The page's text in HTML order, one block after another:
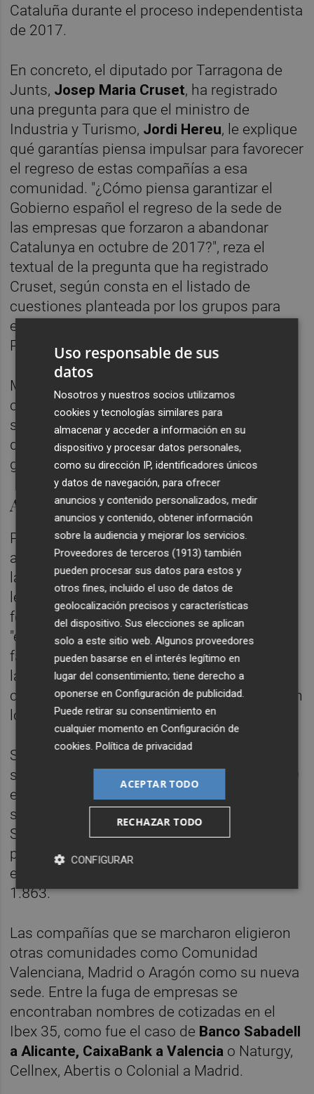
Cataluña durante el proceso independentista
de 2017.
En concreto, el diputado por Tarragona de
Junts, Josep Maria Cruset, ha registrado
una pregunta para que el ministro de
Industria y Turismo, Jordi Hereu, le explique
qué garantías piensa impulsar para favorecer
el regreso de estas compañías a esa
comunidad. "¿Cómo piensa garantizar el
Gobierno español el regreso de la sede de
las empresas que forzaron a abandonar
Catalunya en octubre de 2017?", reza el
textual de la pregunta que ha registrado
Cruset, según consta en el listado de
cuestiones planteada por los grupos para
esa sesión, al que ha tenido acceso Europa
Press.
Minutos después, la formación catalana
cambió el enunciado de la pregunta para
suprimir el cómo inicial y preguntar
directamente si el Gobierno "piensa
garantizar" el retorno de las empresas.
Acuerdo de investidura
PSOE y Junts se comprometieron en su
acuerdo de investidura a tratar el retorno de
las empresas catalanas durante la
legislatura. Específicamente, las dos
formaciones acordaron estudiar los
"elementos esenciales de un plan para
facilitar y promover el regreso a Cataluña de
la sede social de las empresas que
cambiaron su ubicación a otros territorios en
los últimos años".
Según datos de Informa D&B, en los últimos
seis años Cataluña ha perdido más de 8.000
empresas con ventas estimadas que
superaban los 56.000 millones de euros.
Sólo en 2017 con Carles Puigdemont de
presidente de la Generalitat el número de
empresas que se fueron alcanzó un total de
1.863.
Las compañías que se marcharon eligieron
otras comunidades como Comunidad
Valenciana, Madrid o Aragón como su nueva
sede. Entre la fuga de empresas se
encontraban nombres de cotizadas en el
Ibex 35, como fue el caso de Banco Sabadell
a Alicante, CaixaBank a Valencia o Naturgy,
Cellnex, Abertis o Colonial a Madrid.
Uso responsable de sus
datos
Nosotros y nuestros socios utilizamos
cookies y tecnologías similares para
almacenar y acceder a información en su
dispositivo y procesar datos personales,
como su dirección IP, identificadores únicos
y datos de navegación, para ofrecer
anuncios y contenido personalizados, medir
anuncios y contenido, obtener información
sobre la audiencia y mejorar los servicios.
Proveedores de terceros (1913) también
pueden procesar sus datos para estos y
otros fines, incluido el uso de datos de
geolocalización precisos y características
del dispositivo. Sus elecciones se aplican
solo a este sitio web. Algunos proveedores
pueden basarse en el interés legítimo en
lugar del consentimiento; tiene derecho a
oponerse enConfiguración de publicidad
Puede retirar su consentimiento en
cualquier momento enConfiguración de
cookies .Política de privacidad
ACEPTAR TODO
RECHAZAR TODO
CONFIGURAR